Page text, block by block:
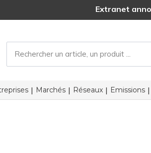
Extranet
Marchés Réseaux Emissions